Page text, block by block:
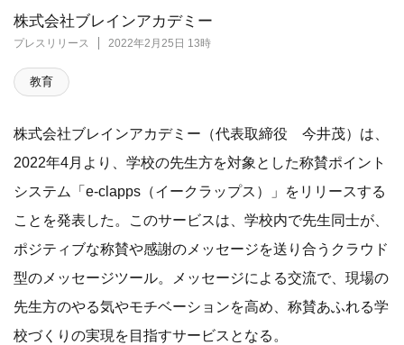
株式会社ブレインアカデミー
プレスリリース 2022年2月25日 13時
教育
株式会社ブレインアカデミー（代表取締役 今井茂）は、
2022年4月より、学校の先生方を対象とした称賛ポイント
システム「e-clapps（イークラップス）」をリリースする
ことを発表した。このサービスは、学校内で先生同士が、
ポジティブな称賛や感謝のメッセージを送り合うクラウド
型のメッセージツール。メッセージによる交流で、現場の
先生方のやる気やモチベーションを高め、称賛あふれる学
校づくりの実現を目指すサービスとなる。